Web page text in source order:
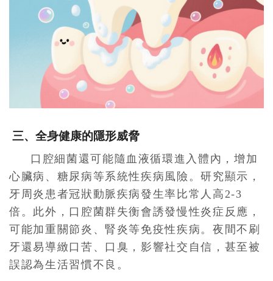
三、全身健康的隱形威脅
口腔細菌還可能隨血液循環進入體內，增加
心臟病、糖尿病等系統性疾病風險。研究顯示，
牙周炎患者冠狀動脈疾病發生率比常人高2-3
倍。此外，口腔菌群失衡會誘發慢性炎症反應，
可能加重關節炎、腎炎等免疫性疾病。夜間不刷
牙還易導緻口苦、口臭，影響社交自信，甚至被
誤認為生活習慣不良。